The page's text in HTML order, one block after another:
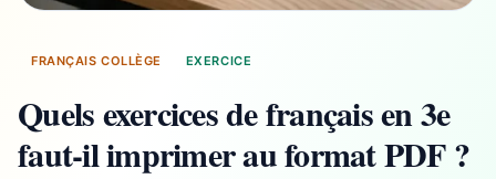
FRANÇAIS COLLÈGE EXERCICE
Quels exercices de français en 3e
faut-il imprimer au format PDF ?